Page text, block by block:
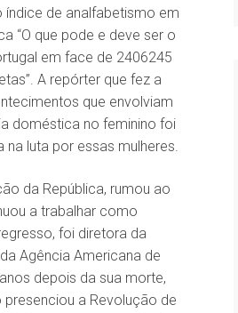
de analfabetismo em
“O que pode e deve ser o
em face de 2406245
A repórter que fez a
que envolviam
doméstica no feminino foi
na luta por essas mulheres.
da República, rumou ao
a trabalhar como
foi diretora da
Agência Americana de
depois da sua morte,
a Revolução de